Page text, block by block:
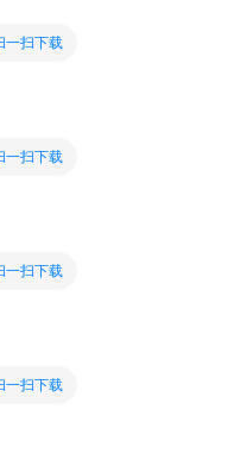
一扫下载
一扫下载
一扫下载
一扫下载